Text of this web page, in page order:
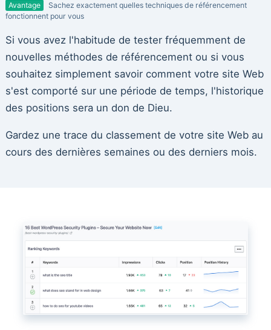
Avantage
Sachez exactement quelles techniques de référencement
fonctionnent pour vous
Si vous avez l'habitude de tester fréquemment de
nouvelles méthodes de référencement ou si vous
souhaitez simplement savoir comment votre site Web
s'est comporté sur une période de temps, l'historique
des positions sera un don de Dieu.
Gardez une trace du classement de votre site Web au
cours des dernières semaines ou des derniers mois.